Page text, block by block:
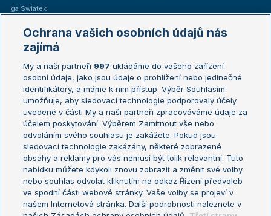
Iga Swiatek
Žebříčky
Žebříček ATP (muži)
Žebříček WTA (ženy)
Sázkařský žebříček
Australian Open
French Open
Wimbledon
US Open
Turnaj mistrů
Turnaj mistryň
Aktualní trendy
Fotbalové přestupy
Livesport Daily
Ochrana vašich osobních údajů nás
zajímá
My a naši partneři 997 ukládáme do vašeho zařízení
osobní údaje, jako jsou údaje o prohlížení nebo jedinečné
identifikátory, a máme k nim přístup. Výběr Souhlasím
umožňuje, aby sledovací technologie podporovaly účely
uvedené v části My a naši partneři zpracováváme údaje za
účelem poskytování. Výběrem Zamítnout vše nebo
odvoláním svého souhlasu je zakážete. Pokud jsou
sledovací technologie zakázány, některé zobrazené
obsahy a reklamy pro vás nemusí být tolik relevantní. Tuto
nabídku můžete kdykoli znovu zobrazit a změnit své volby
nebo souhlas odvolat kliknutím na odkaz Řízení předvoleb
ve spodní části webové stránky. Vaše volby se projeví v
našem Internetová stránka. Další podrobnosti naleznete v